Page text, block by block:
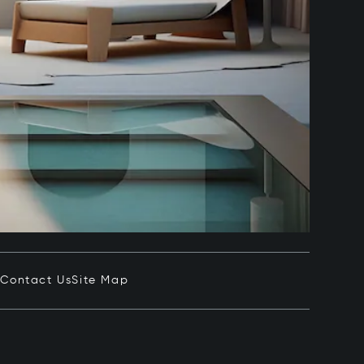
Contact UsSite Map